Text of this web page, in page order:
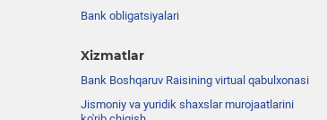
Bank obligatsiyalari
Xizmatlar
Bank Boshqaruv Raisining virtual qabulxonasi
Jismoniy va yuridik shaxslar murojaatlarini